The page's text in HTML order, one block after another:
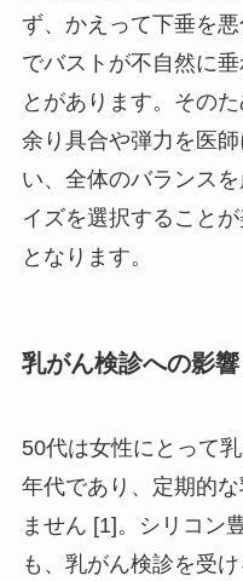
ず、かえって下垂を
でバストが不自然に
とがあります。その
余り具合や弾力を医
い、全体のバランス
イズを選択すること
となります。
乳がん検診への影
50代は女性にとって
年代であり、定期的
ません [1]。シリコン
も、乳がん検診を受